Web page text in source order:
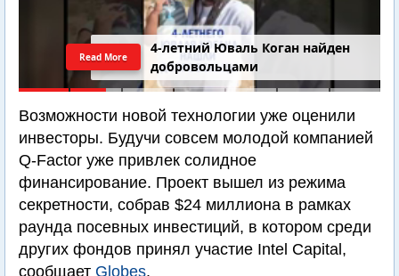
4-летний Юваль Коган найден
добровольцами
Read More
Возможности новой технологии уже оценили
инвесторы. Будучи совсем молодой компанией
Q-Factor уже привлек солидное
финансирование. Проект вышел из режима
секретности, собрав $24 миллиона в рамках
раунда посевных инвестиций, в котором среди
других фондов принял участие Intel Capital,
сообщает Globes.